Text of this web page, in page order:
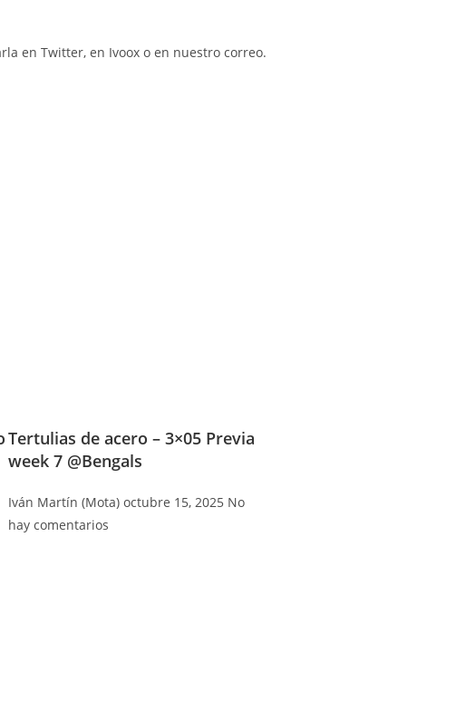
en Twitter, en Ivoox o en nuestro correo.
Tertulias de acero – 3×05 Previa
week 7 @Bengals
Iván Martín (Mota) octubre 15, 2025 No
hay comentarios